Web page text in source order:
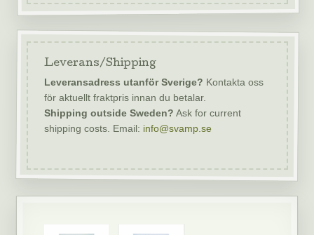
Leverans/Shipping
Leveransadress utanför Sverige? Kontakta oss
för aktuellt fraktpris innan du betalar.
Shipping outside Sweden? Ask for current
shipping costs. Email: info@svamp.se